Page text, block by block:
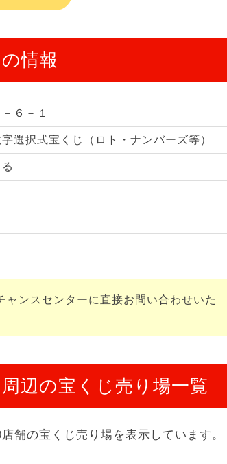
情報
６－１
選択式宝くじ（ロト・ナンバーズ等）
ンスセンターに直接お問い合わせいた
辺の宝くじ売り場一覧
舗の宝くじ売り場を表示しています。